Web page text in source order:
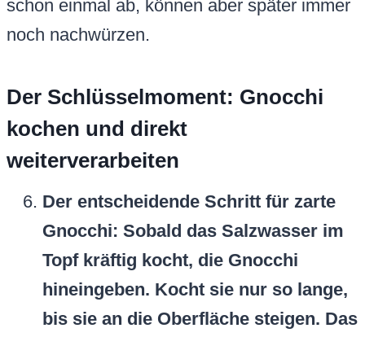
schon einmal ab, können aber später immer
noch nachwürzen.
Der Schlüsselmoment: Gnocchi
kochen und direkt
weiterverarbeiten
Der entscheidende Schritt für zarte
Gnocchi: Sobald das Salzwasser im
Topf kräftig kocht, die Gnocchi
hineingeben. Kocht sie nur so lange,
bis sie an die Oberfläche steigen. Das